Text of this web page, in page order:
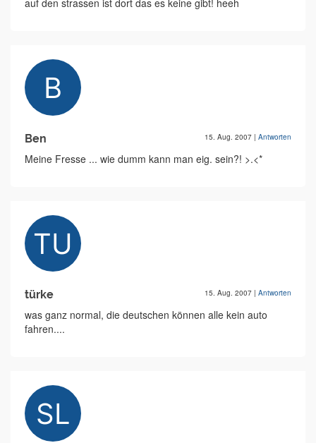
auf den strassen ist dort das es keine gibt! heeh
Ben 15. Aug. 2007 | Antworten
Meine Fresse ... wie dumm kann man eig. sein?! >.<*
türke 15. Aug. 2007 | Antworten
was ganz normal, die deutschen können alle kein auto
fahren....